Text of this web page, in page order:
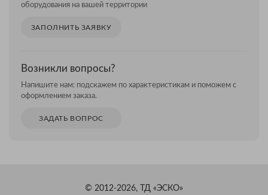
оборудования на вашей территории
ЗАПОЛНИТЬ ЗАЯВКУ
Возникли вопросы?
Напишите нам: подскажем по характеристикам и поможем с
оформлением заказа.
ЗАДАТЬ ВОПРОС
© 2012-2026, ТД «ЭСКО»